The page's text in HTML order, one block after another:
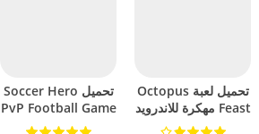
تحميل لعبة Octopus
Feast مهكرة للاندرويد
2024
تحميل Soccer Hero
PvP Football Game
مهكرة للاندرويد 2024